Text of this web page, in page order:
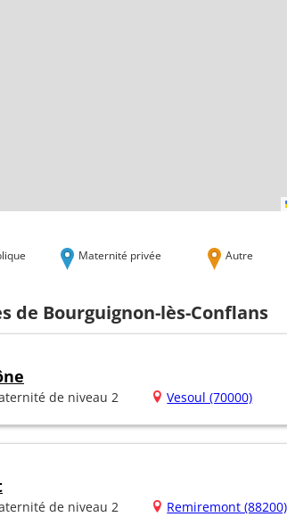
Maternité privée Autre
de Bourguignon-lès-Conflans
de niveau 2 Vesoul (70000)
de niveau 2 Remiremont (88200)